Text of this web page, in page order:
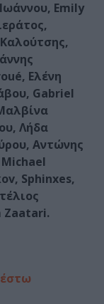
Emily
Ελένη
Gabriel
Λήδα
Αντώνης
Sphinxes,
Zaatari.
έστω